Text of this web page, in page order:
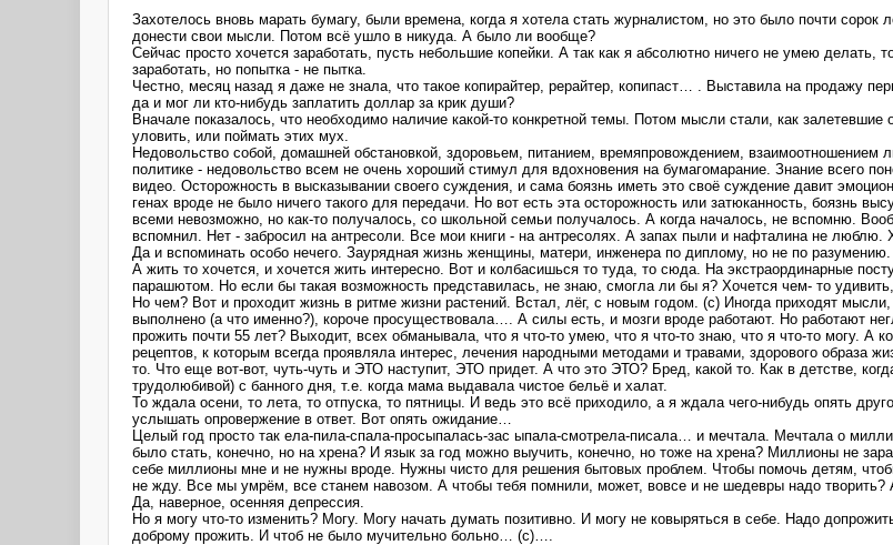
Захотелось вновь марать бумагу, были времена, когда я хотела стать журналистом, но это было почти
донести свои мысли. Потом всё ушло в никуда. А было ли вообще?
Сейчас просто хочется заработать, пусть небольшие копейки. А так как я абсолютно ничего не умею делать,
заработать, но попытка - не пытка.
Честно, месяц назад я даже не знала, что такое копирайтер, рерайтер, копипаст… . Выставила на продажу
да и мог ли кто-нибудь заплатить доллар за крик души?
Вначале показалось, что необходимо наличие какой-то конкретной темы. Потом мысли стали, как
уловить, или поймать этих мух.
Недовольство собой, домашней обстановкой, здоровьем, питанием, времяпровождением, взаимоотношением
политике - недовольство всем не очень хороший стимул для вдохновения на бумагомарание. Знание всего
видео. Осторожность в высказывании своего суждения, и сама боязнь иметь это своё суждение давит
генах вроде не было ничего такого для передачи. Но вот есть эта осторожность или затюканность, боязнь
всеми невозможно, но как-то получалось, со школьной семьи получалось. А когда началось, не вспомню.
вспомнил. Нет - забросил на антресоли. Все мои книги - на антресолях. А запах пыли и нафталина не люблю.
Да и вспоминать особо нечего. Заурядная жизнь женщины, матери, инженера по диплому, но не по
А жить то хочется, и хочется жить интересно. Вот и колбасишься то туда, то сюда. На экстраординарные
парашютом. Но если бы такая возможность представилась, не знаю, смогла ли бы я? Хочется чем- то
Но чем? Вот и проходит жизнь в ритме жизни растений. Встал, лёг, с новым годом. (с) Иногда приходят
выполнено (а что именно?), короче просуществовала…. А силы есть, и мозги вроде работают. Но работают
прожить почти 55 лет? Выходит, всех обманывала, что я что-то умею, что я что-то знаю, что я что-то могу.
рецептов, к которым всегда проявляла интерес, лечения народными методами и травами, здорового образа
то. Что еще вот-вот, чуть-чуть и ЭТО наступит, ЭТО придет. А что это ЭТО? Бред, какой то. Как в детстве,
трудолюбивой) с банного дня, т.е. когда мама выдавала чистое бельё и халат.
То ждала осени, то лета, то отпуска, то пятницы. И ведь это всё приходило, а я ждала чего-нибудь опять
услышать опровержение в ответ. Вот опять ожидание…
Целый год просто так ела-пила-спала-просыпалась-зас ыпала-смотрела-писала… и мечтала. Мечтала о
было стать, конечно, но на хрена? И язык за год можно выучить, конечно, но тоже на хрена? Миллионы не
себе миллионы мне и не нужны вроде. Нужны чисто для решения бытовых проблем. Чтобы помочь детям,
не жду. Все мы умрём, все станем навозом. А чтобы тебя помнили, может, вовсе и не шедевры надо творить?
Да, наверное, осенняя депрессия.
Но я могу что-то изменить? Могу. Могу начать думать позитивно. И могу не ковыряться в себе. Надо
доброму прожить. И чтоб не было мучительно больно… (с)….